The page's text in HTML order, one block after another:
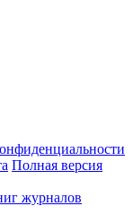
Полная версия
журналов